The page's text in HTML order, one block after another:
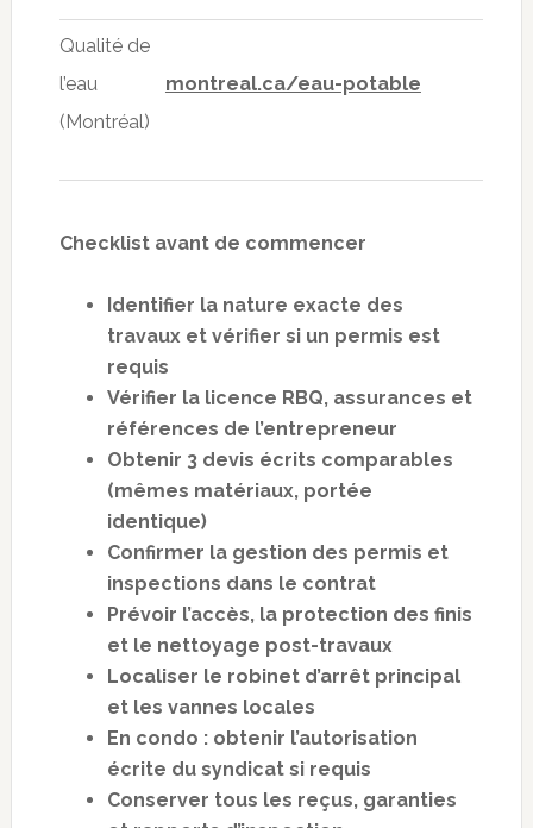
Qualité de
l’eau
(Montréal)
montreal.ca/eau-potable
Checklist avant de commencer
Identifier la nature exacte des
travaux et vérifier si un permis est
requis
Vérifier la licence RBQ, assurances et
références de l’entrepreneur
Obtenir 3 devis écrits comparables
(mêmes matériaux, portée
identique)
Confirmer la gestion des permis et
inspections dans le contrat
Prévoir l’accès, la protection des finis
et le nettoyage post-travaux
Localiser le robinet d’arrêt principal
et les vannes locales
En condo : obtenir l’autorisation
écrite du syndicat si requis
Conserver tous les reçus, garanties